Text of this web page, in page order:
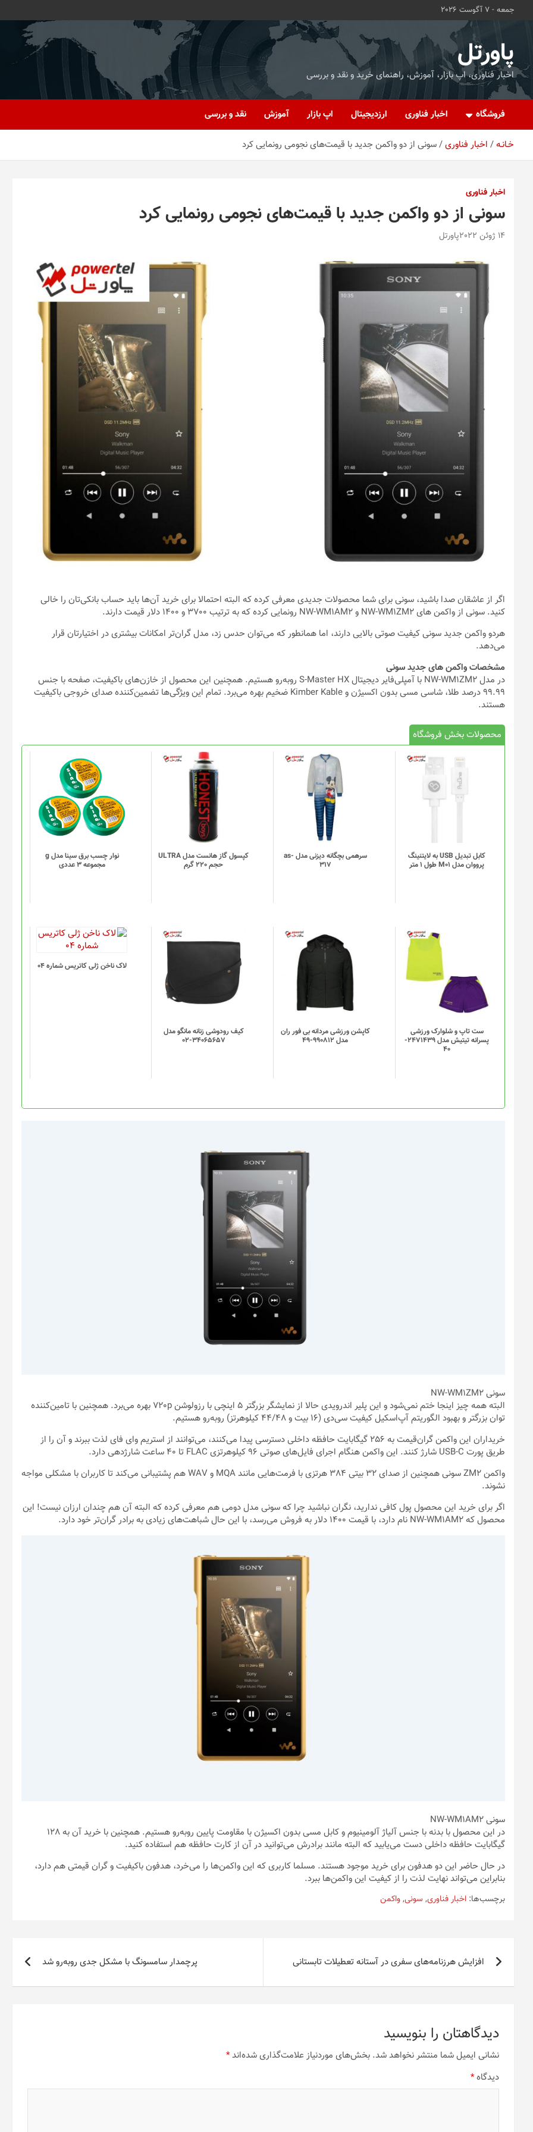
جمعه - 7 آگوست 2026
پاورتل
اخبار فناوری، اپ بازار، آموزش، راهنمای خرید و نقد و بررسی
فروشگاه اخبار فناوری ارزدیجیتال اپ بازار آموزش نقد و بررسی
خـانـه اخبار فناوری سونی از دو واکمن جدید با قیمت‌های نجومی رونمایی کرد
اخبار فناوری
سونی از دو واکمن جدید با قیمت‌های نجومی رونمایی کرد
14 ژوئن 2022 پاورتل
اگر از عاشقان صدا باشید، سونی برای شما محصولات جدیدی معرفی کرده که البته احتمالا برای خرید آن‌ها باید حساب بانکی‌تان را خالی
کنید. سونی از واکمن های NW-WM1ZM2 و NW-WM1AM2 رونمایی کرده که به ترتیب 3700 و 1400 دلار قیمت دارند.
هردو واکمن جدید سونی کیفیت صوتی بالایی دارند، اما همانطور که می‌توان حدس زد، مدل گران‌تر امکانات بیشتری در اختیارتان قرار
می‌دهد.
مشخصات واکمن های جدید سونی
در مدل NW-WM1ZM2 با آمپلی‎‌فایر دیجیتال S-Master HX روبه‌رو هستیم. همچنین این محصول از خازن‌های باکیفیت، صفحه با جنس
99.99 درصد طلا، شاسی مسی بدون اکسیژن و Kimber Kable ضخیم بهره می‌برد. تمام این ویژگی‌ها تضمین‌‌کننده صدای خروجی باکیفیت
هستند.
محصولات بخش فروشگاه
کابل تبدیل USB به لایتنینگ
پرووان مدل M01 طول 1 متر
سرهمی بچگانه دیزنی مدل as-
317
کپسول گاز هانست مدل ULTRA
حجم 220 گرم
نوار چسب برق سینا مدل g
مجموعه 3 عددی
ست تاپ و شلوارک ورزشی
پسرانه تیتیش مدل 2471439-
40
کاپشن ورزشی مردانه بی فور ران
مدل 990812-49
کیف رودوشی زنانه مانگو مدل
34065657-02
لاک ناخن ژلی کاتریس شماره 04
سونی NW-WM1ZM2
البته همه چیز اینجا ختم نمی‌شود و این پلیر اندرویدی حالا از نمایشگر بزرگتر 5 اینچی با رزولوشن 720p بهره می‌برد. همچنین با تامین‌کننده
توان بزرگتر و بهبود الگوریتم آپ‌اسکیل کیفیت سی‌دی (16 بیت و 44/48 کیلوهرتز) روبه‌رو هستیم.
خریداران این واکمن گران‌قیمت به 256 گیگابایت حافظه داخلی دسترسی پیدا می‌کنند، می‌توانند از استریم وای فای لذت ببرند و آن را از
طریق پورت USB-C شارژ کنند. این واکمن هنگام اجرای فایل‌های صوتی 96 کیلوهرتزی FLAC تا 40 ساعت شارژدهی دارد.
واکمن ZM2 سونی همچنین از صدای 32 بیتی 384 هرتزی با فرمت‌هایی مانند MQA و WAV هم پشتیبانی می‌کند تا کاربران با مشکلی مواجه
نشوند.
اگر برای خرید این محصول پول کافی ندارید، نگران نباشید چرا که سونی مدل دومی هم معرفی کرده که البته آن هم چندان ارزان نیست! این
محصول که NW-WM1AM2 نام دارد، با قیمت 1400 دلار به فروش می‌رسد، با این حال شباهت‌های زیادی به برادر گران‌تر خود دارد.
سونی NW-WM1AM2
در این محصول با بدنه با جنس آلیاژ آلومینیوم و کابل مسی بدون اکسیژن با مقاومت پایین روبه‌رو هستیم. همچنین با خرید آن به 128
گیگابایت حافظه داخلی دست می‌یابید که البته مانند برادرش می‌توانید در آن از کارت حافظه هم استفاده کنید.
در حال حاضر این دو هدفون برای خرید موجود هستند. مسلما کاربری که این واکمن‌ها را می‌خرد، هدفون باکیفیت و گران قیمتی هم دارد،
بنابراین می‌تواند نهایت لذت را از کیفیت این واکمن‌ها ببرد.
برچسب‌ها: اخبار فناوری, سونی,واکمن
راهبری
نوشتهافزایش هرزنامه‌های سفری در آستانه تعطیلات تابستانی پرچمدار سامسونگ با مشکل جدی روبه‌رو شد
دیدگاهتان را بنویسید
نشانی ایمیل شما منتشر نخواهد شد. بخش‌های موردنیاز علامت‌گذاری شده‌اند*
دیدگاه*